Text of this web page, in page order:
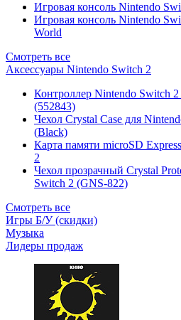
Игровая консоль Nintendo
Игровая консоль Nintendo
World
Смотреть все
Аксессуары Nintendo Switch 2
Контроллер Nintendo Switch
(552843)
Чехол Сrystal Сase для
(Black)
Карта памяти microSD
2
Чехол прозрачный Crystal
Switch 2 (GNS-822)
Смотреть все
Игры Б/У (скидки)
Музыка
Лидеры продаж